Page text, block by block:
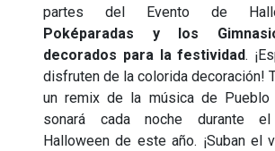
partes del Evento de
Poképaradas y los
decorados para la festividad.
disfruten de la colorida decoración!
un remix de la música de Pueblo
sonará cada noche durante
Halloween de este año. ¡Suban el